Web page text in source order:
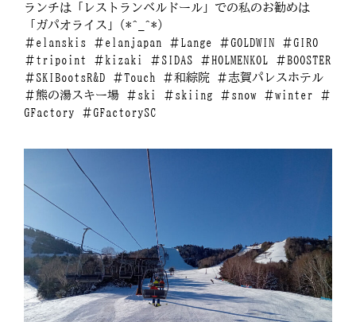
ランチは「レストランベルドール」での私のお勧めは
「ガパオライス」(*^_^*)
＃elanskis ＃elanjapan ＃Lange ＃GOLDWIN ＃GIRO
＃tripoint ＃kizaki ＃SIDAS ＃HOLMENKOL ＃BOOSTER
＃SKIBootsR&D ＃Touch ＃和綜院 ＃志賀パレスホテル
＃熊の湯スキー場 ＃ski ＃skiing ＃snow ＃winter ＃
GFactory ＃GFactorySC